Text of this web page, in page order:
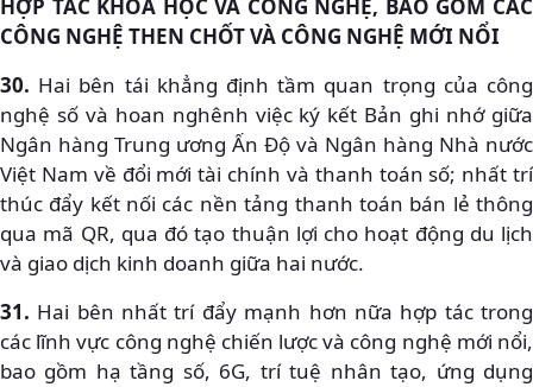
HỢP TÁC KHOA HỌC VÀ CÔNG NGHỆ, BAO GỒM CÁC
CÔNG NGHỆ THEN CHỐT VÀ CÔNG NGHỆ MỚI NỔI
30. Hai bên tái khẳng định tầm quan trọng của công
nghệ số và hoan nghênh việc ký kết Bản ghi nhớ giữa
Ngân hàng Trung ương Ấn Độ và Ngân hàng Nhà nước
Việt Nam về đổi mới tài chính và thanh toán số; nhất trí
thúc đẩy kết nối các nền tảng thanh toán bán lẻ thông
qua mã QR, qua đó tạo thuận lợi cho hoạt động du lịch
và giao dịch kinh doanh giữa hai nước.
31. Hai bên nhất trí đẩy mạnh hơn nữa hợp tác trong
các lĩnh vực công nghệ chiến lược và công nghệ mới nổi,
bao gồm hạ tầng số, 6G, trí tuệ nhân tạo, ứng dụng